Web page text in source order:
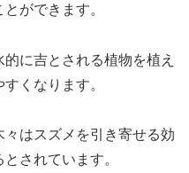
ができます。
に吉とされる植物を植え
くなります。
はスズメを引き寄せる効
されています。